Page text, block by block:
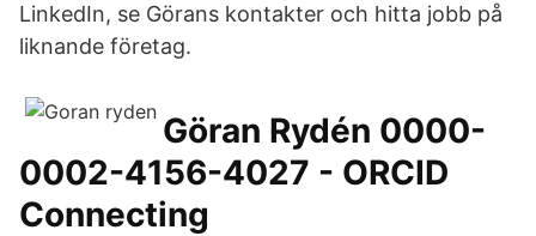
LinkedIn, se Görans kontakter och hitta jobb på
liknande företag.
Göran Rydén 0000-
0002-4156-4027 - ORCID
Connecting